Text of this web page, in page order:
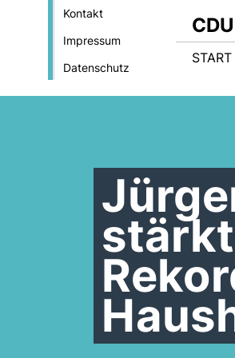
Kontakt
Impressum
Datenschutz
START